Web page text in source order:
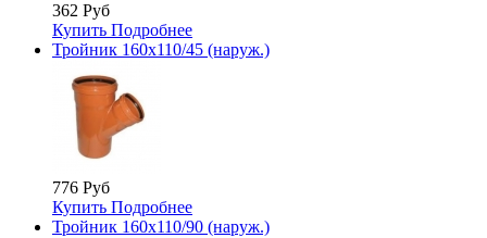
362 Руб
Купить Подробнее
Тройник 160х110/45 (наруж.)
776 Руб
Купить Подробнее
Тройник 160х110/90 (наруж.)